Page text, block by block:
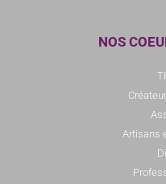
NOS
Artisans